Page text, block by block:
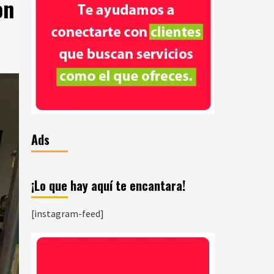
Ads
¡Lo que hay aquí te encantara!
[instagram-feed]